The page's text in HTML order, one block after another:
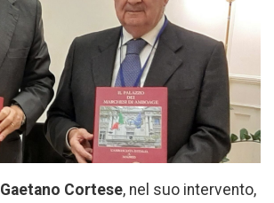
Gaetano Cortese, nel suo intervento,